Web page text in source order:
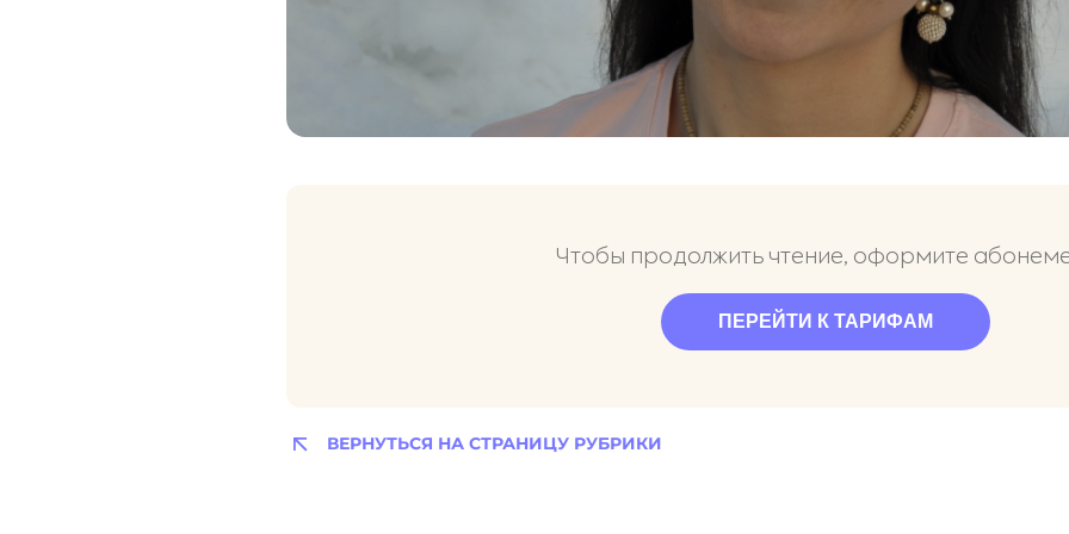
Чтобы продолжить чтение, оформите
ПЕРЕЙТИ К ТАРИФАМ
ВЕРНУТЬСЯ НА СТРАНИЦУ РУБРИКИ